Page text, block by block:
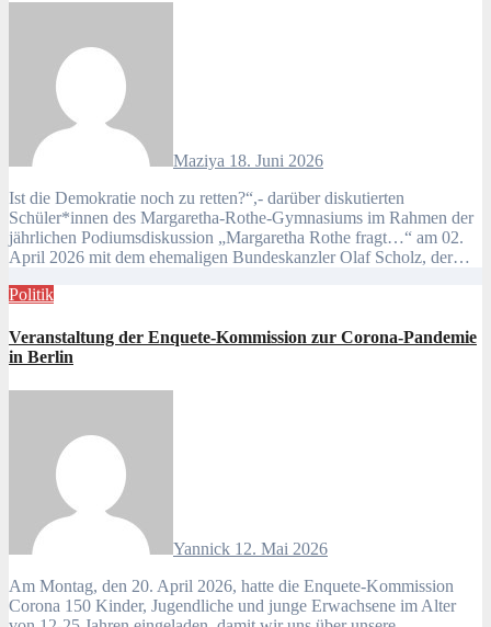
Maziya 18. Juni 2026
Ist die Demokratie noch zu retten?“,- darüber diskutierten
Schüler*innen des Margaretha-Rothe-Gymnasiums im Rahmen der
jährlichen Podiumsdiskussion „Margaretha Rothe fragt…“ am 02.
April 2026 mit dem ehemaligen Bundeskanzler Olaf Scholz, der…
Politik
Veranstaltung der Enquete-Kommission zur Corona-Pandemie
in Berlin
Yannick 12. Mai 2026
Am Montag, den 20. April 2026, hatte die Enquete-Kommission
Corona 150 Kinder, Jugendliche und junge Erwachsene im Alter